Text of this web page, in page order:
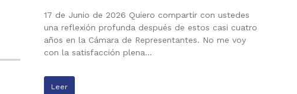
17 de Junio de 2026 Quiero compartir con ustedes
una reflexión profunda después de estos casi cuatro
años en la Cámara de Representantes. No me voy
con la satisfacción plena…
Leer